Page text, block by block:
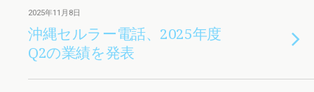
2025年11月8日
沖縄セルラー電話、2025年度
Q2の業績を発表